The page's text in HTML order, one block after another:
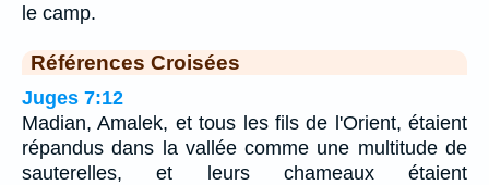
le camp.
Références Croisées
Juges 7:12
Madian, Amalek, et tous les fils de l'Orient, étaient
répandus dans la vallée comme une multitude de
sauterelles, et leurs chameaux étaient